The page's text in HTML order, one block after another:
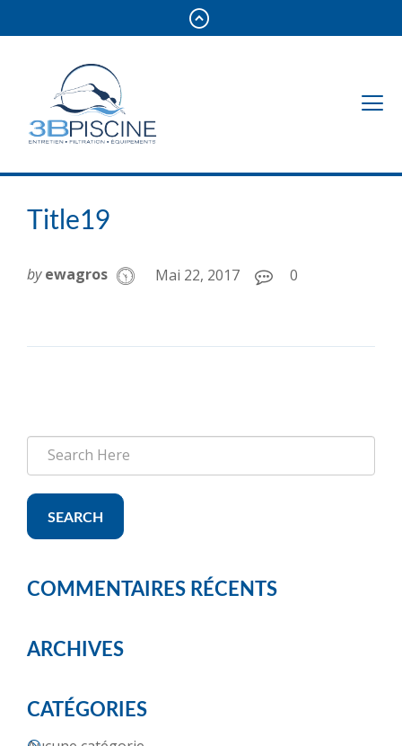
Title19
by ewagros Mai 22, 2017 0
SEARCH
COMMENTAIRES RÉCENTS
ARCHIVES
CATÉGORIES